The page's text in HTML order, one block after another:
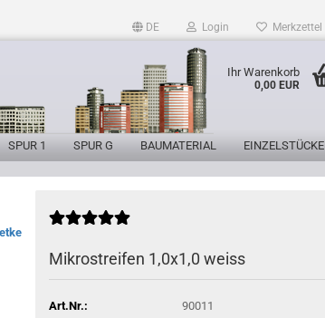
DE Login Merkzettel
Ihr Warenkorb
0,00 EUR
SPUR 1 SPUR G BAUMATERIAL EINZELSTÜCKE
Mikrostreifen 1,0x1,0 weiss
Art.Nr.:
90011